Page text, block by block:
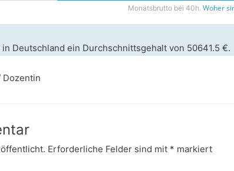
Monatsbrutto bei 40h. Woher
Deutschland ein Durchschnittsgehalt von 50641.5 €.
Dozentin
Erforderliche Felder sind mit * markiert